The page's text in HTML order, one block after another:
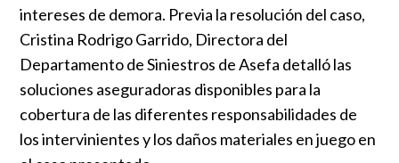
intereses de demora. Previa la resolución del caso,
Cristina Rodrigo Garrido, Directora del
Departamento de Siniestros de Asefa detalló las
soluciones aseguradoras disponibles para la
cobertura de las diferentes responsabilidades de
los intervinientes y los daños materiales en juego en